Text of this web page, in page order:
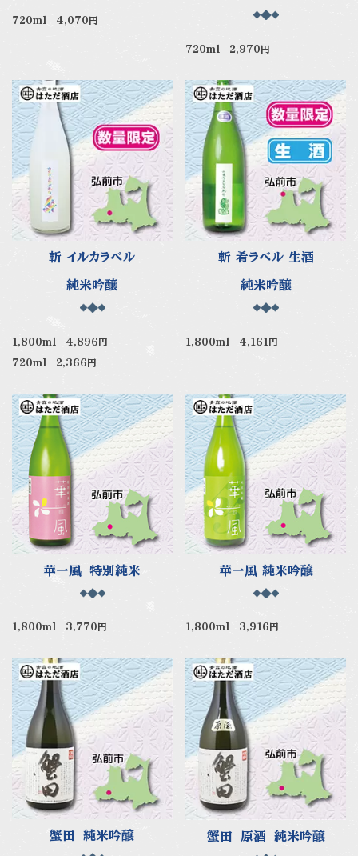
720ml 4,070円
720ml 2,970円
斬 イルカラベル
純米吟醸
1,800ml 4,896円
720ml 2,366円
斬 肴ラベル 生酒
純米吟醸
1,800ml 4,161円
華一風 特別純米
1,800ml 3,770円
華一風 純米吟醸
1,800ml 3,916円
蟹田 純米吟醸 蟹田 原酒 純米吟醸